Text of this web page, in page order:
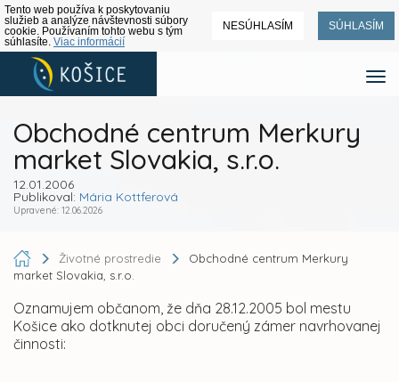
Tento web používa k poskytovaniu
služieb a analýze návštevnosti súbory
cookie. Používaním tohto webu s tým
súhlasíte. Viac informácií
NESÚHLASÍM SÚHLASÍM
Obchodné centrum Merkury
market Slovakia, s.r.o.
12.01.2006
Publikoval: Mária Kottferová
Upravené: 12.06.2026
Životné prostredie
Obchodné centrum Merkury
market Slovakia, s.r.o.
Oznamujem občanom, že dňa 28.12.2005 bol mestu
Košice ako dotknutej obci doručený zámer navrhovanej
činnosti: